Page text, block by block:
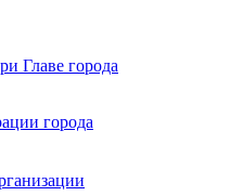
Главе города
города